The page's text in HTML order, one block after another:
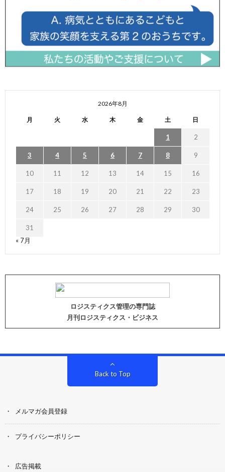
2026年8月
月 火 水 木 金 土 日
1 2
3 4 5 6 7 8 9
10 11 12 13 14 15 16
17 18 19 20 21 22 23
24 25 26 27 28 29 30
31
« 7月
ロジスティクス管理の専門誌
月刊ロジスティクス・ビジネス
Back to Top
メルマガ会員登録
プライバシーポリシー
広告掲載